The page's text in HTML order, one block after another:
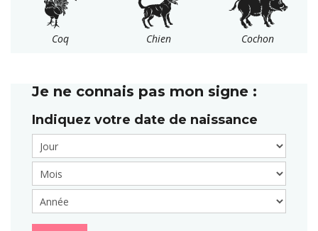
Coq Chien Cochon
Je ne connais pas mon signe :
Indiquez votre date de naissance